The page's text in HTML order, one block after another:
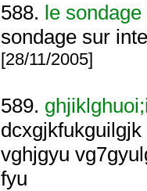
588. le
sondage sur
[28/11/2005]
589.
vghjgyu
fyu